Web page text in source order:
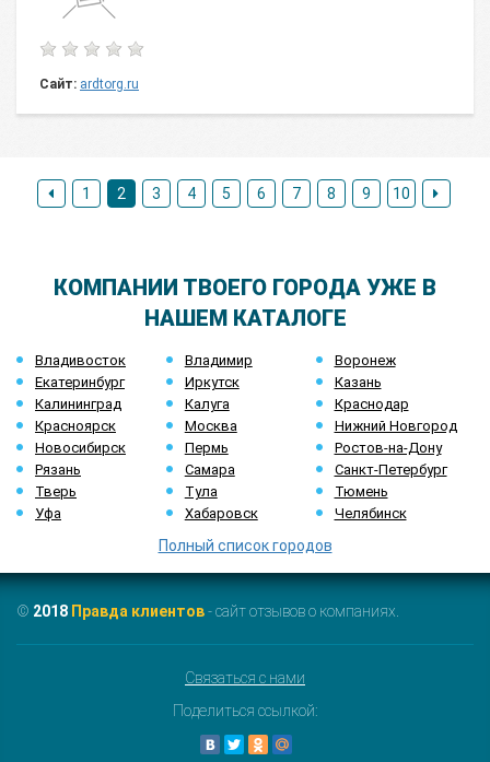
Сайт: ardtorg.ru
1 2 3 4 5 6 7 8 9 10
КОМПАНИИ ТВОЕГО ГОРОДА УЖЕ В
НАШЕМ КАТАЛОГЕ
Владивосток Владимир
Воронеж
Екатеринбург
Иркутск
Казань
Калининград
Калуга
Краснодар
Красноярск
Москва
Нижний Новгород
Новосибирск
Пермь
Ростов-на-Дону
Рязань
Самара
Санкт-Петербург
Тверь
Тула
Тюмень
Уфа
Хабаровск Челябинск
Полный список городов
© 2018 Правда клиентов- сайт отзывов о компаниях.
Связаться с нами
Поделиться ссылкой: